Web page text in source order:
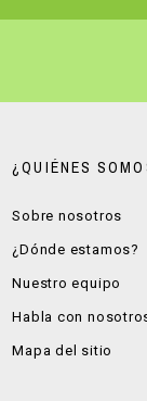
¿QUIÉNES
Sobre nosotros
¿Dónde estamos?
Nuestro equipo
Habla con
Mapa del sitio